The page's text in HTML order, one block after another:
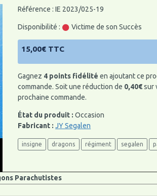
Référence : IE 2023/025-19
Disponibilité : Victime de son Succès
15,00€ TTC
Gagnez 4 points fidélité en ajoutant ce
commande. Soit une réduction de 0,40€sur
prochaine commande.
État du produit : Occasion
Fabricant : JY Segalen
insigne dragons régiment segalen
Parachutistes